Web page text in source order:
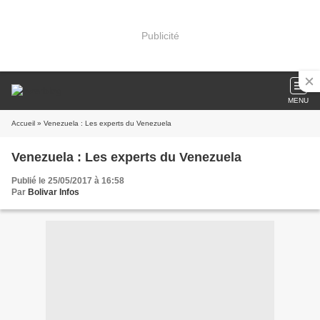
Publicité
MENU
Accueil » Venezuela : Les experts du Venezuela
Venezuela : Les experts du Venezuela
Publié le 25/05/2017 à 16:58
Par Bolivar Infos